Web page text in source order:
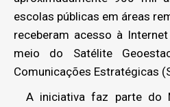
escolas públicas em áreas
receberam acesso à
meio do Satélite
Comunicações Estratégicas
A iniciativa faz parte do